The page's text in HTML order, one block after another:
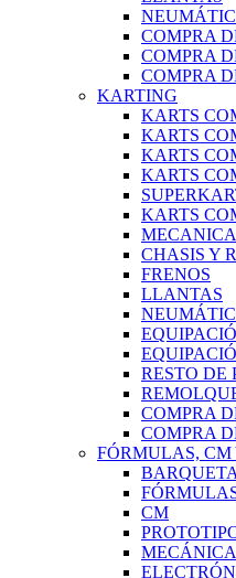
COMPRA
COMPRA
COMPRA
KARTING
KARTS
KARTS
KARTS
KARTS
KARTS
MECANICA
CHASIS Y
FRENOS
LLANTAS
RESTO DE
COMPRA
COMPRA
FÓRMULAS, CM
CM
MECÁNICA